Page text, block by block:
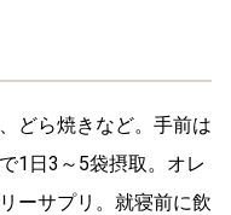
どら焼きなど。手前は
1日3～5袋摂取。オレ
ーサプリ。就寝前に飲